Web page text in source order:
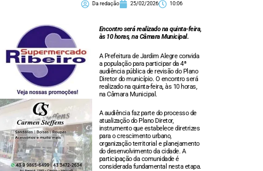
Da redação 25/02/2026 10:06
Encontro será realizado na quinta-feira,
às 10 horas, na Câmara Municipal.
A Prefeitura de Jardim Alegre convida
a população para participar da 4ª
audiência pública de revisão do Plano
Diretor do município. O encontro será
realizado na quinta-feira,às 10 horas,
na Câmara Municipal.
A audiência faz parte do processo de
atualização do Plano Diretor,
instrumento que estabelece diretrizes
para o crescimento urbano,
organização territorial e planejamento
do desenvolvimento da cidade. A
participação da comunidade é
considerada fundamental nesta etapa.